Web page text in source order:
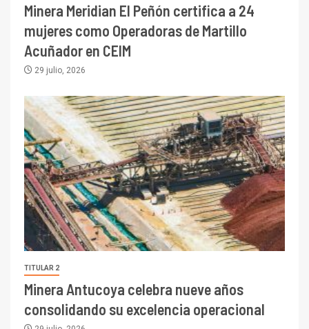
Minera Meridian El Peñón certifica a 24
mujeres como Operadoras de Martillo
Acuñador en CEIM
29 julio, 2026
TITULAR 2
Minera Antucoya celebra nueve años
consolidando su excelencia operacional